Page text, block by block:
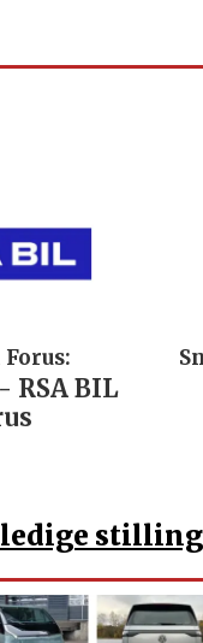
Forus:
RSA BIL